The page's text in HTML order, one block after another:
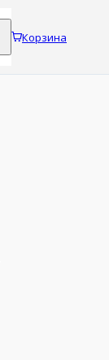
Корзина